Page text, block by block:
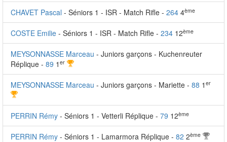
CHAVET Pascal - Séniors 1 - ISR - Match Rifle - 264 4ème
COSTE Emilie - Séniors 1 - ISR - Match Rifle - 234 12ème
MEYSONNASSE Marceau - Juniors garçons - Kuchenreuter
Réplique - 89 1 er
MEYSONNASSE Marceau - Juniors garçons - Mariette - 88 1 er
PERRIN Rémy - Séniors 1 - Vetterli Réplique - 79 12ème
PERRIN Rémy - Séniors 1 - Lamarmora Réplique - 82 2ème